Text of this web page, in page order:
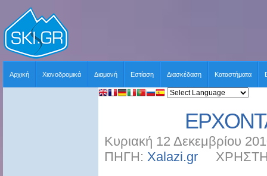
Αρχική Χιονοδρομικά Διαμονή Εστίαση Διασκέδαση Καταστήματα
Κυριακή 12 Δεκεμβρίου
ΠΗΓΗ: Xalazi.gr